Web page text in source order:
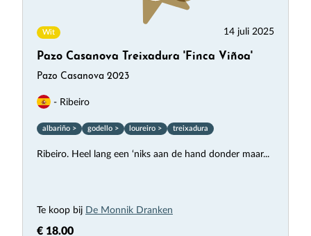
Wit 14 juli 2025
Pazo Casanova Treixadura 'Finca Viñoa'
Pazo Casanova 2023
- Ribeiro
albariño > godello > loureiro > treixadura
Ribeiro. Heel lang een ‘niks aan de hand donder maar...
Te koop bij De Monnik Dranken
€ 18.00